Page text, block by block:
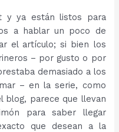
y ya están listos para
a hablar un poco de
el artículo; si bien los
– por gusto o por
demasiado a los
– en la serie, como
blog, parece que llevan
para saber llegar
que desean a la